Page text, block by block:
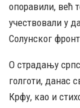
опоравили, већ
учествовали у
Солунског
О страдању
голготи, данас
Крфу, као и